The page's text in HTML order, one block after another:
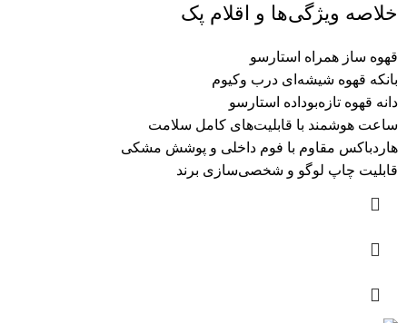
خلاصه ویژگی‌ها و اقلام پک
قهوه ساز همراه استارسو
بانکه قهوه شیشه‌ای درب وکیوم
دانه قهوه تازه‌بوداده استارسو
ساعت هوشمند با قابلیت‌های کامل سلامت
هاردباکس مقاوم با فوم داخلی و پوشش مشکی
قابلیت چاپ لوگو و شخصی‌سازی برند